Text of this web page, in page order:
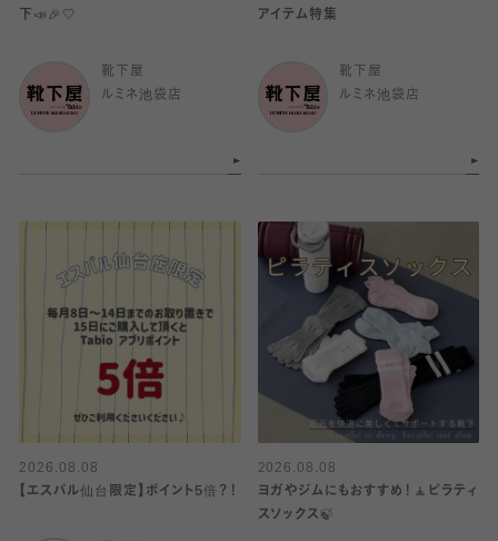
下📣🎉🤍
靴下屋
ルミネ池袋店
アイテム特集
靴下屋
ルミネ池袋店
2026.08.08
【エスパル仙台限定】ポイント5倍？！
2026.08.08
ヨガやジムにもおすすめ！🧘ピラティ
スソックス🍃